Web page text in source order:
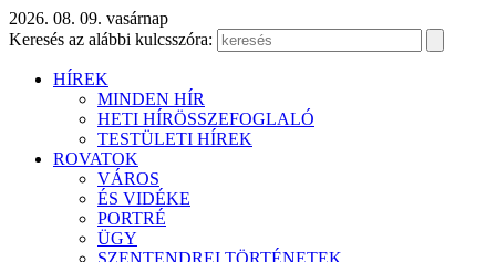
2026. 08. 09. vasárnap
Keresés az alábbi kulcsszóra:
HÍREK
MINDEN HÍR
HETI HÍRÖSSZEFOGLALÓ
TESTÜLETI HÍREK
ROVATOK
VÁROS
ÉS VIDÉKE
PORTRÉ
ÜGY